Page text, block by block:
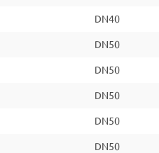
DN40
DN50
DN50
DN50
DN50
DN50